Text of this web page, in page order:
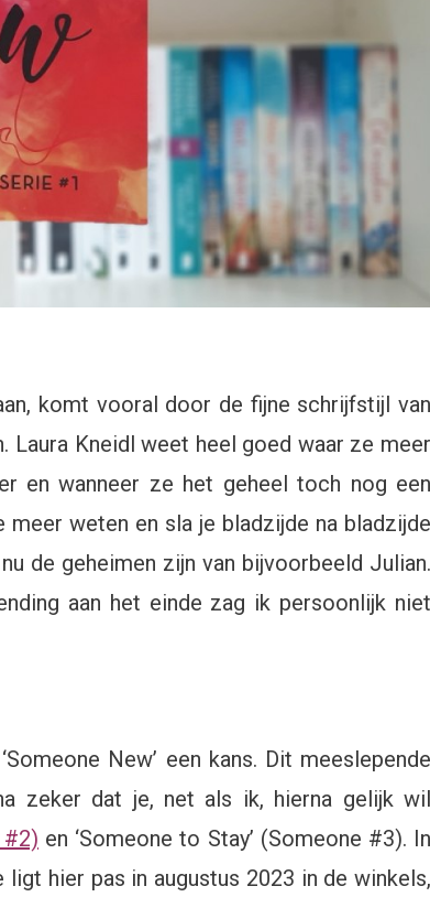
komt vooral door de fijne schrijfstijl van
Laura Kneidl weet heel goed waar ze meer
en wanneer ze het geheel toch nog een
weten en sla je bladzijde na bladzijde
de geheimen zijn van bijvoorbeeld Julian.
aan het einde zag ik persoonlijk niet
New’ een kans. Dit meeslepende
zeker dat je, net als ik, hierna gelijk wil
#2) en ‘Someone to Stay’ (Someone #3). In
hier pas in augustus 2023 in de winkels,